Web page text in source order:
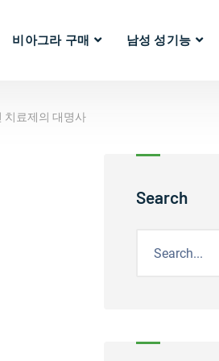
비아그라 구매 남성 성기능
치료제의 대명사
Search